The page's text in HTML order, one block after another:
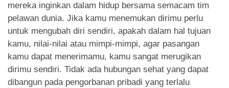
mereka inginkan dalam hidup bersama semacam tim
pelawan dunia. Jika kamu menemukan dirimu perlu
untuk mengubah diri sendiri, apakah dalam hal tujuan
kamu, nilai-nilai atau mimpi-mimpi, agar pasangan
kamu dapat menerimamu, kamu sangat merugikan
dirimu sendiri. Tidak ada hubungan sehat yang dapat
dibangun pada pengorbanan pribadi yang terlalu